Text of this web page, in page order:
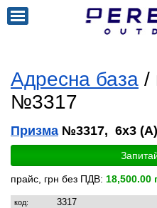
Адресна база /
№3317
Призма №3317, 6x3 (A)
прайс, грн без ПДВ: 18,500.00
код:
3317